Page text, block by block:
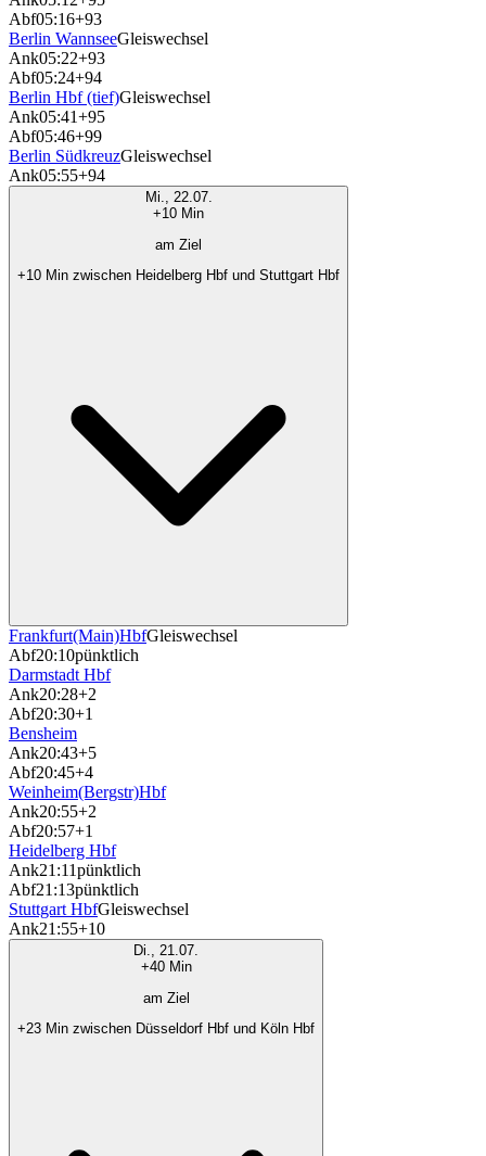
Abf05:16+93
Berlin WannseeGleiswechsel
Ank05:22+93
Abf05:24+94
Berlin Hbf (tief)Gleiswechsel
Ank05:41+95
Abf05:46+99
Berlin SüdkreuzGleiswechsel
Ank05:55+94
Mi., 22.07.
+10 Min
am Ziel
+10 Min zwischen Heidelberg Hbf und Stuttgart Hbf
Frankfurt(Main)HbfGleiswechsel
Abf20:10pünktlich
Darmstadt Hbf
Ank20:28+2
Abf20:30+1
Bensheim
Ank20:43+5
Abf20:45+4
Weinheim(Bergstr)Hbf
Ank20:55+2
Abf20:57+1
Heidelberg Hbf
Ank21:11pünktlich
Abf21:13pünktlich
Stuttgart HbfGleiswechsel
Ank21:55+10
Di., 21.07.
+40 Min
am Ziel
+23 Min zwischen Düsseldorf Hbf und Köln Hbf